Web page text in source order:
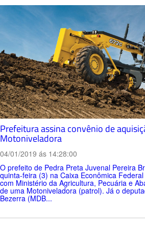
Prefeitura assina convênio de
Motoniveladora
04/01/2019 ás 14:28:00
O prefeito de Pedra Preta Juvenal Pereira
quinta-feira (3) na Caixa Econômica
com Ministério da Agricultura, Pecuária e
de uma Motoniveladora (patrol). Já o
Bezerra (MDB...